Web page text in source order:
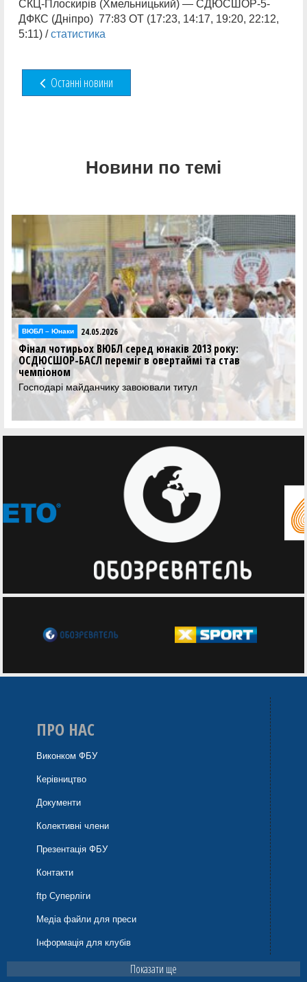
СКЦ-Плоскирів (Хмельницький) — СДЮСШОР-5-
ДФКС (Дніпро) 77:83 ОТ (17:23, 14:17, 19:20, 22:12,
5:11) /статистика
Останні новини
Новини по темі
ВЮБЛ – Юнаки 24.05.2026
Фінал чотирьох ВЮБЛ серед юнаків 2013 року:
ОСДЮСШОР-БАСЛ переміг в овертаймі та став
чемпіоном
Господарі майданчику завоювали титул
ПРО НАС
Виконком ФБУ
Керівництво
Документи
Колективні члени
Презентація ФБУ
Контакти
ftp Суперліги
Медіа файли для преси
Інформація для клубів
Показати ще